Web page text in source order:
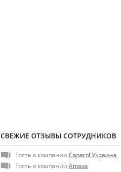
СВЕЖИЕ ОТЗЫВЫ СОТРУДНИКОВ
Гость о компании Caparol Украина
Гость о компании Amaxa